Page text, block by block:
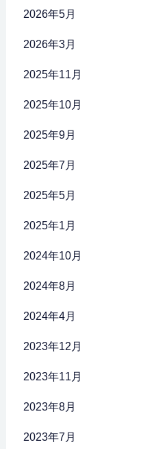
2026年5月
2026年3月
2025年11月
2025年10月
2025年9月
2025年7月
2025年5月
2025年1月
2024年10月
2024年8月
2024年4月
2023年12月
2023年11月
2023年8月
2023年7月